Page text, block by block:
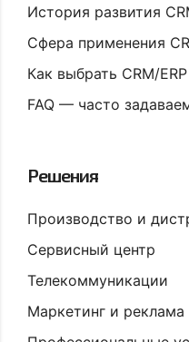
История развития
Сфера применения
Как выбрать CRM/
FAQ — часто
Решения
Производство и
Сервисный центр
Телекоммуникации
Маркетинг и реклама